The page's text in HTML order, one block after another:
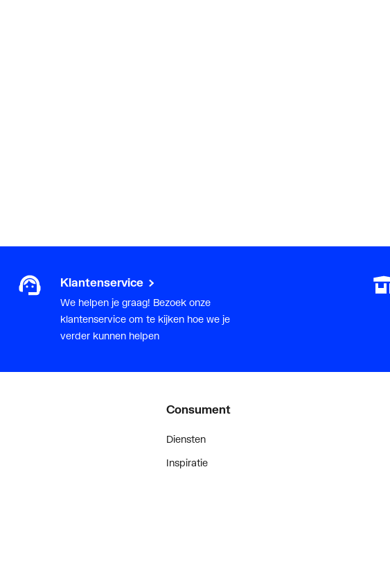
Klantenservice
We helpen je graag! Bezoek onze
klantenservice om te kijken hoe we je
verder kunnen helpen
Consument
Diensten
Inspiratie